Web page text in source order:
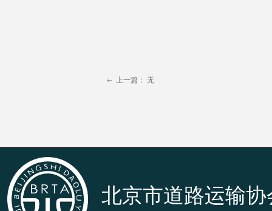
ꂃ 上一篇： 无
北京市道路运输协